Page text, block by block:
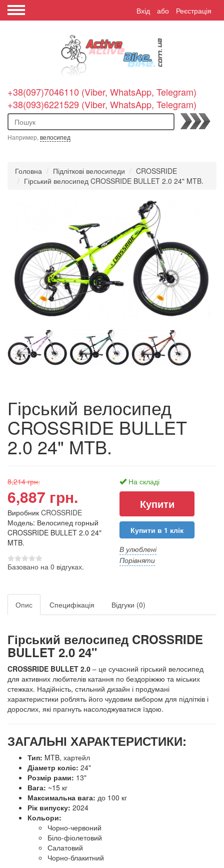
Вхід або Реєстрація
+38(097)7046110 (Viber, WhatsApp, Telegram)
+38(093)6221529 (Viber, WhatsApp, Telegram)
Пошук
Например, велосипед
Головна Підліткові велосипеди
CROSSRIDE
Гірський велосипед CROSSRIDE BULLET 2.0 24" MTB.
Гірський велосипед
CROSSRIDE BULLET
2.0 24" MTB.
8,214 грн.
6,887 грн.
Виробник CROSSRIDE
Модель: Велосипед горный
CROSSRIDE BULLET 2.0 24"
MTB.
Базовано на 0 відгуках.
На складі
Купити в 1 клік
В улюблені
Порівняти
Опис Специфікація Відгуки (0)
Гірський велосипед CROSSRIDE
BULLET 2.0 24"
CROSSRIDE BULLET 2.0 – це сучасний гірський велосипед
для активних любителів катання по бездоріжжю та міських
стежках. Надійність, стильний дизайн і продумані
характеристики роблять його чудовим вибором для підлітків і
дорослих, які прагнуть насолоджуватися їздою.
ЗАГАЛЬНІ ХАРАКТЕРИСТИКИ:
Тип: MTB, хартейл
Діаметр коліс: 24"
Розмір рами: 13"
Вага: ~15 кг
Максимальна вага: до 100 кг
Рік випуску: 2024
Кольори:
Чорно-червоний
Біло-фіолетовий
Салатовий
Чорно-блакитний